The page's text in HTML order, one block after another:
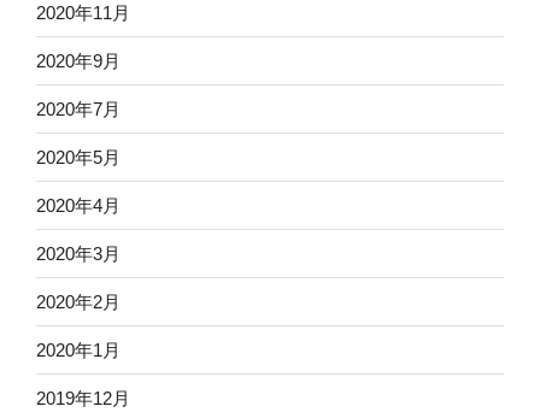
2020年11月
2020年9月
2020年7月
2020年5月
2020年4月
2020年3月
2020年2月
2020年1月
2019年12月